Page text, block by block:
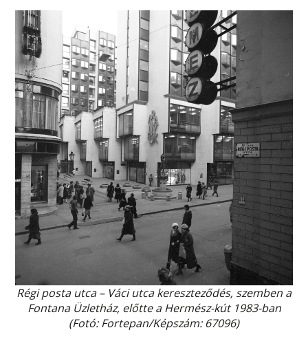
Régi posta utca – Váci utca kereszteződés, szemben a
Fontana Üzletház, előtte a Hermész-kút 1983-ban
(Fotó: Fortepan/Képszám: 67096)